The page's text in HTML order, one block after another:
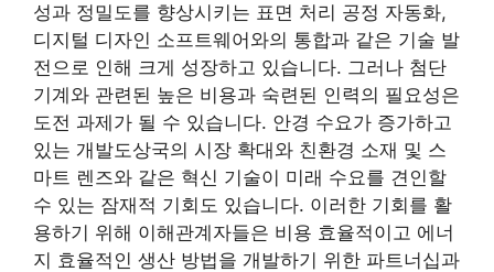
성과 정밀도를 향상시키는 표면 처리 공정 자동화,
디지털 디자인 소프트웨어와의 통합과 같은 기술 발
전으로 인해 크게 성장하고 있습니다. 그러나 첨단
기계와 관련된 높은 비용과 숙련된 인력의 필요성은
도전 과제가 될 수 있습니다. 안경 수요가 증가하고
있는 개발도상국의 시장 확대와 친환경 소재 및 스
마트 렌즈와 같은 혁신 기술이 미래 수요를 견인할
수 있는 잠재적 기회도 있습니다. 이러한 기회를 활
용하기 위해 이해관계자들은 비용 효율적이고 에너
지 효율적인 생산 방법을 개발하기 위한 파트너십과